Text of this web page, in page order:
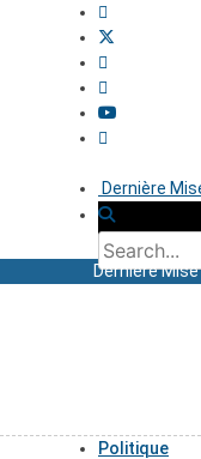
Dernière
Dernière
Politique